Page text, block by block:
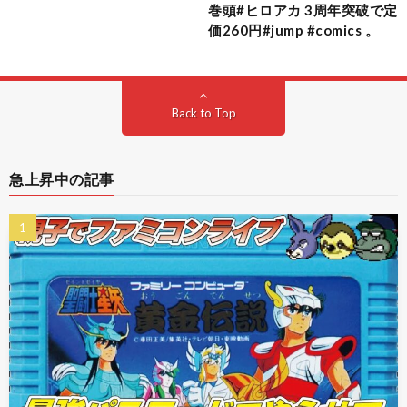
巻頭#ヒロアカ 3周年突破で定
価260円#jump #comics 。
Back to Top
急上昇中の記事